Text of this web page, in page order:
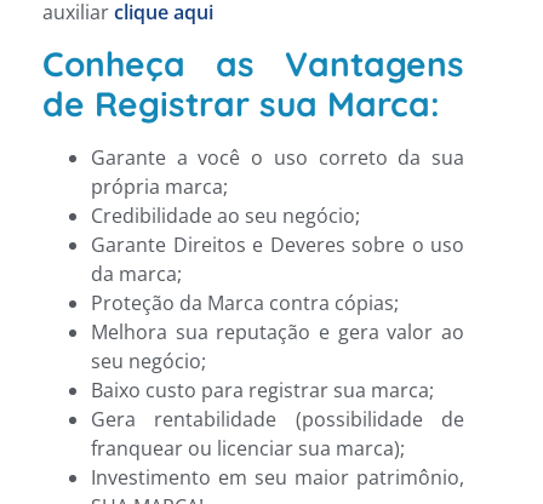
auxiliarclique aqui
Conheça as Vantagens
de Registrar sua Marca:
Garante a você o uso correto da sua
própria marca;
Credibilidade ao seu negócio;
Garante Direitos e Deveres sobre o uso
da marca;
Proteção da Marca contra cópias;
Melhora sua reputação e gera valor ao
seu negócio;
Baixo custo para registrar sua marca;
Gera rentabilidade (possibilidade de
franquear ou licenciar sua marca);
Investimento em seu maior patrimônio,